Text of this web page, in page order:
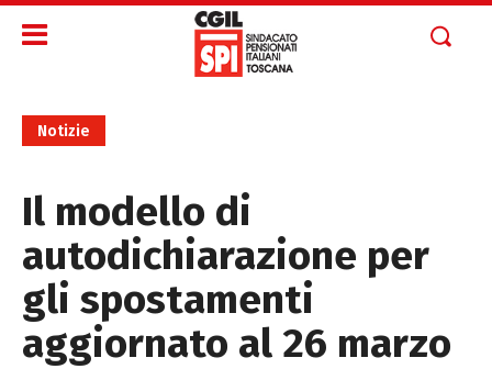
Notizie
Il modello di
autodichiarazione per
gli spostamenti
aggiornato al 26 marzo